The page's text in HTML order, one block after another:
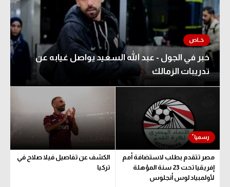
خبر في الجول - عبد الله السعيد يواصل غيابه عن
تدريبات الزمالك
مصر تتقدم بطلب لاستضافة أمم
إفريقيا تحت 23 سنة المؤهلة
لأولمبياد لوس أنجلوس
الكشف عن تفاصيل فيلا صلاح في
تركيا